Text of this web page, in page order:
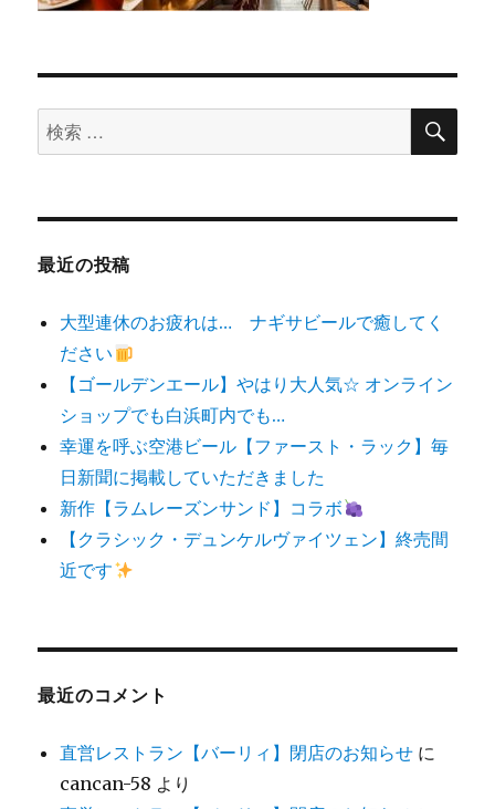
検
索
象:
検
最近の投稿
大型連休のお疲れは… ナギサビールで癒してく
ださい
【ゴールデンエール】やはり大人気☆ オンライン
ショップでも白浜町内でも…
幸運を呼ぶ空港ビール【ファースト・ラック】毎
日新聞に掲載していただきました
新作【ラムレーズンサンド】コラボ
【クラシック・デュンケルヴァイツェン】終売間
近です
最近のコメント
直営レストラン【バーリィ】閉店のお知らせ に
cancan-58 より